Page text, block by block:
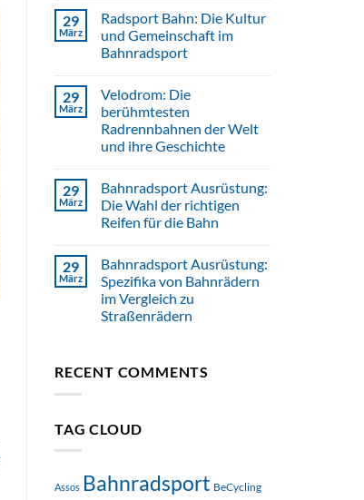
29
März
Radsport Bahn: Die Kultur
und Gemeinschaft im
Bahnradsport
29
März
Velodrom: Die
berühmtesten
Radrennbahnen der Welt
und ihre Geschichte
29
März
Bahnradsport Ausrüstung:
Die Wahl der richtigen
Reifen für die Bahn
29
März
Bahnradsport Ausrüstung:
Spezifika von Bahnrädern
im Vergleich zu
Straßenrädern
RECENT COMMENTS
TAG CLOUD
Assos Bahnradsport BeCycling